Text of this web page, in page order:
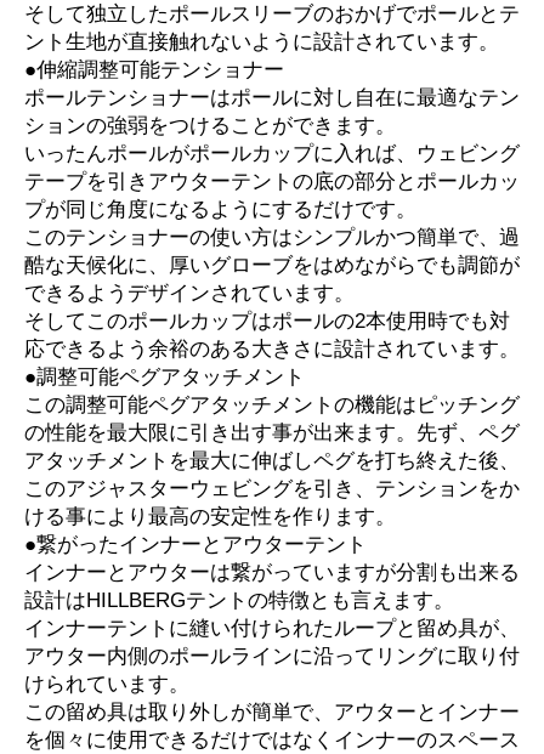
そして独立したポールスリーブのおかげでポールとテ
ント生地が直接触れないように設計されています。
●伸縮調整可能テンショナー
ポールテンショナーはポールに対し自在に最適なテン
ションの強弱をつけることができます。
いったんポールがポールカップに入れば、ウェビング
テープを引きアウターテントの底の部分とポールカッ
プが同じ角度になるようにするだけです。
このテンショナーの使い方はシンプルかつ簡単で、過
酷な天候化に、厚いグローブをはめながらでも調節が
できるようデザインされています。
そしてこのポールカップはポールの2本使用時でも対
応できるよう余裕のある大きさに設計されています。
●調整可能ペグアタッチメント
この調整可能ペグアタッチメントの機能はピッチング
の性能を最大限に引き出す事が出来ます。先ず、ペグ
アタッチメントを最大に伸ばしペグを打ち終えた後、
このアジャスターウェビングを引き、テンションをか
ける事により最高の安定性を作ります。
●繋がったインナーとアウターテント
インナーとアウターは繋がっていますが分割も出来る
設計はHILLBERGテントの特徴とも言えます。
インナーテントに縫い付けられたループと留め具が、
アウター内側のポールラインに沿ってリングに取り付
けられています。
この留め具は取り外しが簡単で、アウターとインナー
を個々に使用できるだけではなくインナーのスペース